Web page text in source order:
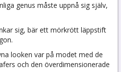
genus måste uppnå sig själv,
sig, bär ett mörkrött läppstift
looken var på modet med de
och den överdimensionerade